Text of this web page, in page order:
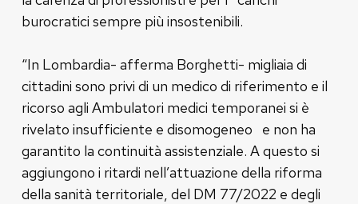
burocratici sempre più insostenibili.
“In Lombardia- afferma Borghetti- migliaia di
cittadini sono privi di un medico di riferimento e il
ricorso agli Ambulatori medici temporanei si è
rivelato insufficiente e disomogeneo e non ha
garantito la continuità assistenziale. A questo si
aggiungono i ritardi nell’attuazione della riforma
della sanità territoriale, del DM 77/2022 e degli